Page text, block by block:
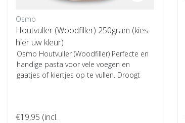
Osmo
Houtvuller (Woodfiller) 250gram (kies
hier uw kleur)
Osmo Houtvuller (Woodfiller) Perfecte en
handige pasta voor vele voegen en
gaatjes of kiertjes op te vullen. Droogt
€19,95 (incl.